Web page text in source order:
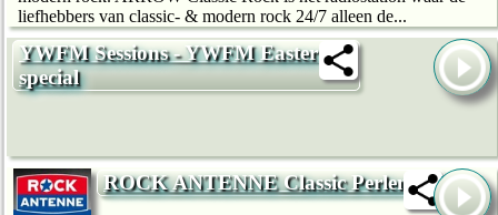
liefhebbers van classic- & modern rock 24/7 alleen de...
YWFM Sessions - YWFM Easter
special
ROCK ANTENNE Classic Perlen